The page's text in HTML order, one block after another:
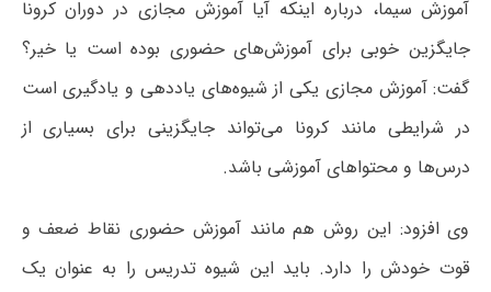
آموزش سیما، درباره اینکه آیا آموزش مجازی در دوران کرونا
جایگزین خوبی برای آموزش‌های حضوری بوده است یا خیر؟
گفت: آموزش مجازی یکی از شیوه‌های یاددهی و یادگیری است
در شرایطی مانند کرونا می‌تواند جایگزینی برای بسیاری از
درس‌ها و محتواهای آموزشی باشد.
وی افزود: این روش هم مانند آموزش حضوری نقاط ضعف و
قوت خودش را دارد. باید این شیوه تدریس را به عنوان یک